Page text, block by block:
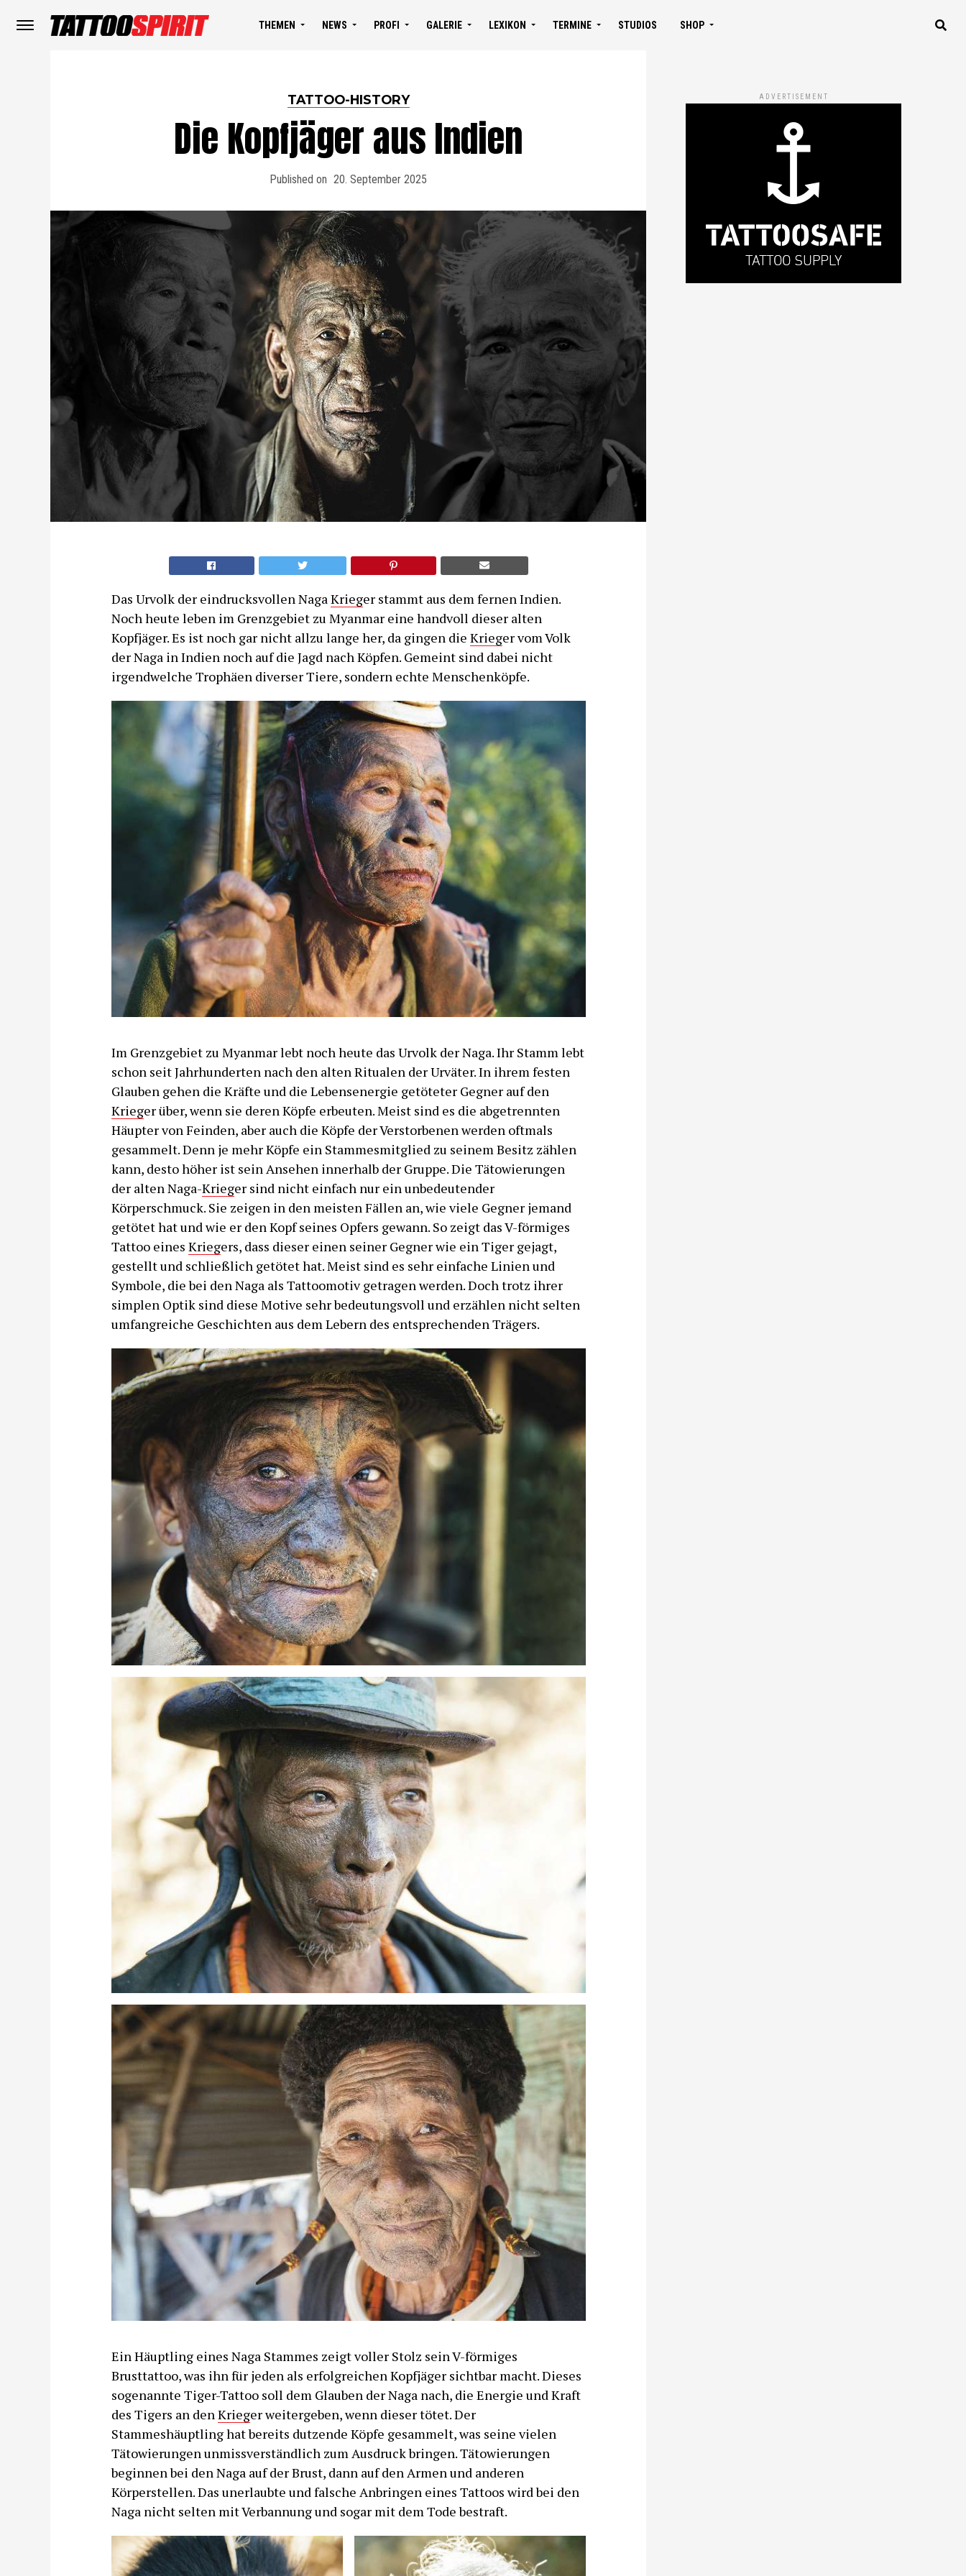
THEMEN NEWS PROFI GALERIE LEXIKON TERMINE STUDIOS SHOP
TATTOO-HISTORY
Die Kopfjäger aus Indien
Published on 20. September 2025
Das Urvolk der eindrucksvollen NagaKrieger stammt aus dem fernen Indien.
Noch heute leben im Grenzgebiet zu Myanmar eine handvoll dieser alten
Kopfjäger. Es ist noch gar nicht allzu lange her, da gingen die Krieger vom Volk
der Naga in Indien noch auf die Jagd nach Köpfen. Gemeint sind dabei nicht
irgendwelche Trophäen diverser Tiere, sondern echte Menschenköpfe.
Im Grenzgebiet zu Myanmar lebt noch heute das Urvolk der Naga. Ihr Stamm lebt
schon seit Jahrhunderten nach den alten Ritualen der Urväter. In ihrem festen
Glauben gehen die Kräfte und die Lebensenergie getöteter Gegner auf den
Krieger über, wenn sie deren Köpfe erbeuten. Meist sind es die abgetrennten
Häupter von Feinden, aber auch die Köpfe der Verstorbenen werden oftmals
gesammelt. Denn je mehr Köpfe ein Stammesmitglied zu seinem Besitz zählen
kann, desto höher ist sein Ansehen innerhalb der Gruppe. Die Tätowierungen
der alten Naga-Krieger sind nicht einfach nur ein unbedeutender
Körperschmuck. Sie zeigen in den meisten Fällen an, wie viele Gegner jemand
getötet hat und wie er den Kopf seines Opfers gewann. So zeigt das V-förmiges
Tattoo eines Kriegers, dass dieser einen seiner Gegner wie ein Tiger gejagt,
gestellt und schließlich getötet hat. Meist sind es sehr einfache Linien und
Symbole, die bei den Naga als Tattoomotiv getragen werden. Doch trotz ihrer
simplen Optik sind diese Motive sehr bedeutungsvoll und erzählen nicht selten
umfangreiche Geschichten aus dem Lebern des entsprechenden Trägers.
Ein Häuptling eines Naga Stammes zeigt voller Stolz sein V-förmiges
Brusttattoo, was ihn für jeden als erfolgreichen Kopfjäger sichtbar macht. Dieses
sogenannte Tiger-Tattoo soll dem Glauben der Naga nach, die Energie und Kraft
des Tigers an denKrieger weitergeben, wenn dieser tötet. Der
Stammeshäuptling hat bereits dutzende Köpfe gesammelt, was seine vielen
Tätowierungen unmissverständlich zum Ausdruck bringen. Tätowierungen
beginnen bei den Naga auf der Brust, dann auf den Armen und anderen
Körperstellen. Das unerlaubte und falsche Anbringen eines Tattoos wird bei den
Naga nicht selten­ mit Verbannung und sogar mit dem Tode bestraft.
ADVERTISEMENT